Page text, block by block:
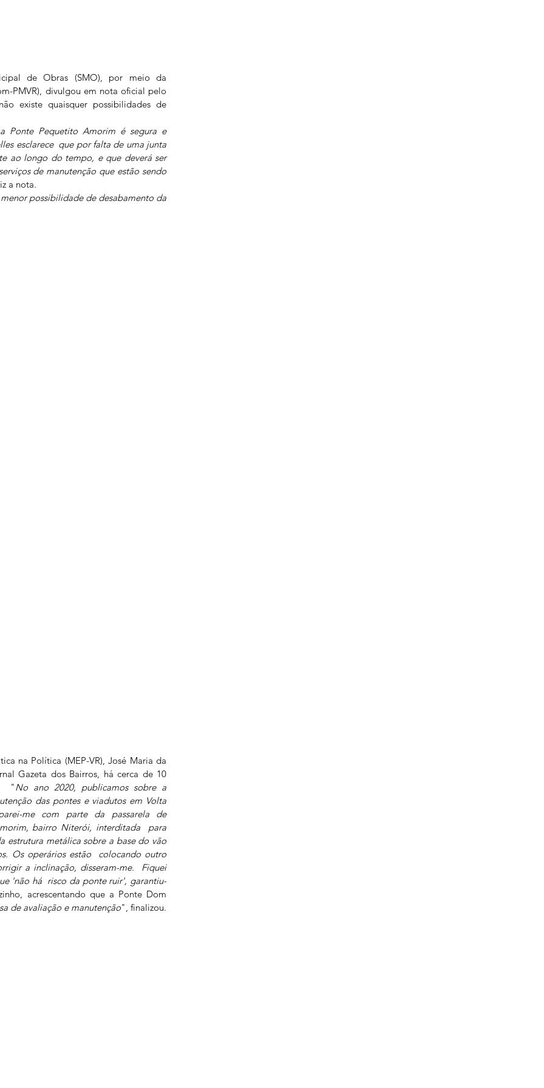
de Obras (SMO), por meio da
PMVR), divulgou em nota oficial pelo
existe quaisquer possibilidades de
Ponte Pequetito Amorim é segura e
esclarece  que por falta de uma junta
ao longo do tempo, e que deverá ser
de manutenção que estão sendo
a nota.
possibilidade de desabamento da
na Política (MEP-VR), José Maria da
Gazeta dos Bairros, há cerca de 10
"No ano 2020, publicamos sobre a
das pontes e viadutos em Volta
me com parte da passarela de
bairro Niterói, interditada  para
estrutura metálica sobre a base do vão
Os operários estão  colocando outro
a inclinação, disseram-me.  Fiquei
'não há  risco da ponte ruir', garantiu-
acrescentando que a Ponte Dom
de avaliação e manutenção", finalizou.